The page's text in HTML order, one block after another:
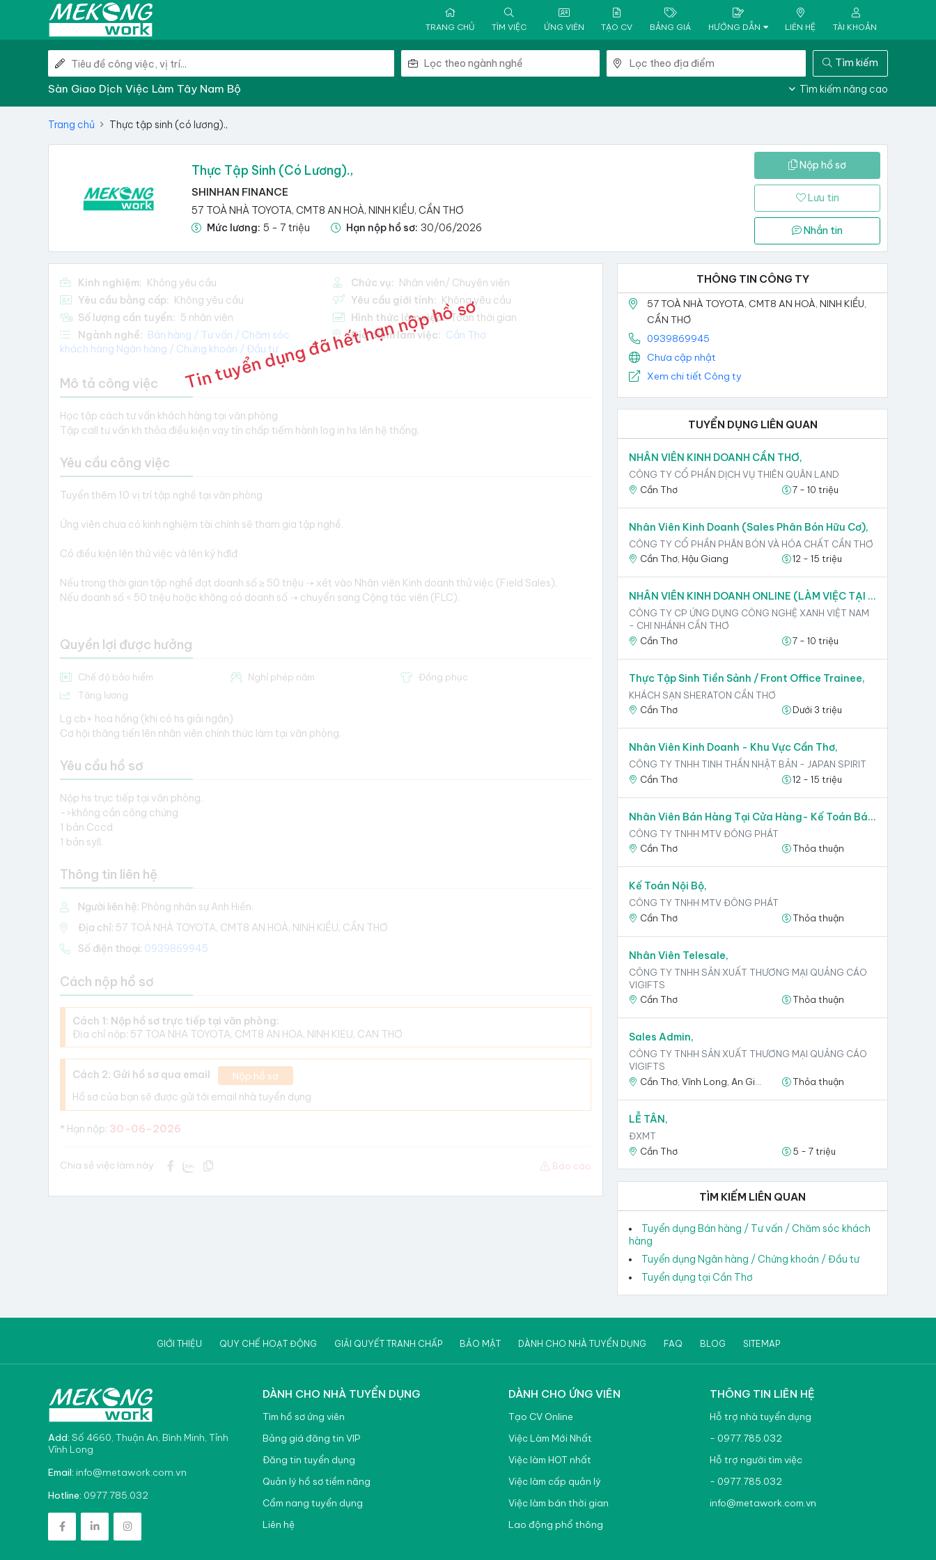
TRANG CHỦ TÌM VIỆC ỨNG VIÊN TẠO CV BẢNG GIÁ HƯỚNG DẪN LIÊN HỆ TÀI KHOẢN
Tìm kiếm
Sàn Giao Dịch Việc Làm Tây Nam Bộ Tìm kiếm nâng cao
Trang chủ Thực tập sinh (có lương).,
Thực Tập Sinh (có Lương).,
SHINHAN FINANCE
57 TOÀ NHÀ TOYOTA, CMT8 AN HOÀ, NINH KIỀU, CẦN THƠ
Mức lương: 5 - 7 triệu Hạn nộp hồ sơ: 30/06/2026
Nộp hồ sơ
Lưu tin
Nhắn tin
Kinh nghiệm: Không yêu cầu Chức vụ: Nhân viên/ Chuyên viên
Yêu cầu bằng cấp: Không yêu cầu Yêu cầu giới tính: Không yêu cầu
Số lượng cần tuyển: 5 nhân viên Hình thức làm việc: Toàn thời gian
Ngành nghề: Bán hàng / Tư vấn / Chăm sóc
khách hàng Ngân hàng / Chứng khoán / Đầu tư
Địa điểm làm việc: Cần Thơ
Mô tả công việc
Học tập cách tư vấn khách hàng tại văn phòng
Tập call tư vấn kh thỏa điều kiện vay tín chấp tiếm hành log in hs lên hệ thống.
Yêu cầu công việc
Tuyển thêm 10 vị trí tập nghề tại văn phòng
Ứng viên chưa có kinh nghiệm tài chính sẽ tham gia tập nghề.
Có điều kiện lên thử việc và lên ký hđlđ
Nếu trong thời gian tập nghề đạt doanh số ≥ 50 triệu ➝ xét vào Nhân viên Kinh doanh thử việc (Field Sales).
Nếu doanh số < 50 triệu hoặc không có doanh số ➝ chuyển sang Cộng tác viên (FLC).
Quyền lợi được hưởng
Chế độ bảo hiểm Nghỉ phép năm
Đồng phục
Tăng lương
Lg cb+ hoa hồng (khi có hs giải ngân)
Cơ hội thăng tiến lên nhân viên chính thức làm tại văn phòng.
Yêu cầu hồ sơ
Nộp hs trực tiếp tại văn phòng.
->không cần công chứng
1 bản Cccd
1 bản syll.
Thông tin liên hệ
Người liên hệ: Phòng nhân sự Anh Hiền.
Địa chỉ: 57 TOÀ NHÀ TOYOTA, CMT8 AN HOÀ, NINH KIỀU, CẦN THƠ
Số điện thoại: 0939869945
Cách nộp hồ sơ
Cách 1: Nộp hồ sơ trực tiếp tại văn phòng:
Địa chỉ nộp: 57 TOÀ NHÀ TOYOTA, CMT8 AN HOÀ, NINH KIỀU, CẦN THƠ
Cách 2: Gửi hồ sơ qua email
Nộp hồ sơ
Hồ sơ của bạn sẽ được gửi tới email nhà tuyển dụng
* Hạn nộp: 30-06-2026
Chia sẻ việc làm này: Báo cáo
Tin tuyển dụng đã hết hạn nộp hồ sơ
THÔNG TIN CÔNG TY
57 TOÀ NHÀ TOYOTA, CMT8 AN HOÀ, NINH KIỀU,
CẦN THƠ
0939869945
Chưa cập nhật
Xem chi tiết Công ty
TUYỂN DỤNG LIÊN QUAN
NHÂN VIÊN KINH DOANH CẦN THƠ,
CÔNG TY CỔ PHẦN DỊCH VỤ THIÊN QUÂN LAND
Cần Thơ
7 - 10 triệu
Nhân Viên Kinh Doanh (Sales Phân Bón Hữu Cơ),
CÔNG TY CỔ PHẦN PHÂN BÓN VÀ HÓA CHẤT CẦN THƠ
Cần Thơ, Hậu Giang
12 - 15 triệu
NHÂN VIÊN KINH DOANH ONLINE (LÀM VIỆC TẠI VĂN PHÒNG),
CÔNG TY CP ỨNG DỤNG CÔNG NGHỆ XANH VIỆT NAM
- CHI NHÁNH CẦN THƠ
Cần Thơ
7 - 10 triệu
Thực Tập Sinh Tiền Sảnh / Front Office Trainee,
KHÁCH SẠN SHERATON CẦN THƠ
Cần Thơ
Dưới 3 triệu
Nhân Viên Kinh Doanh - Khu Vực Cần Thơ,
CÔNG TY TNHH TINH THẦN NHẬT BẢN - JAPAN SPIRIT
Cần Thơ
12 - 15 triệu
Nhân Viên Bán Hàng Tại Cửa Hàng- Kế Toán Bán Hàng,
CÔNG TY TNHH MTV ĐÔNG PHÁT
Cần Thơ
Thỏa thuận
Kế Toán Nội Bộ,
CÔNG TY TNHH MTV ĐÔNG PHÁT
Cần Thơ
Thỏa thuận
Nhân Viên Telesale,
CÔNG TY TNHH SẢN XUẤT THƯƠNG MẠI QUẢNG CÁO
VIGIFTS
Cần Thơ
Thỏa thuận
Sales Admin,
CÔNG TY TNHH SẢN XUẤT THƯƠNG MẠI QUẢNG CÁO
VIGIFTS
Cần Thơ, Vĩnh Long, An Giang, Hậu Giang, Sóc Trăng
Thỏa thuận
LỄ TÂN,
ĐXMT
Cần Thơ
5 - 7 triệu
TÌM KIẾM LIÊN QUAN
Tuyển dụng Bán hàng / Tư vấn / Chăm sóc khách
hàng
Tuyển dụng Ngân hàng / Chứng khoán / Đầu tư
Tuyển dụng tại Cần Thơ
GIỚI THIỆU QUY CHẾ HOẠT ĐỘNG GIẢI QUYẾT TRANH CHẤP BẢO MẬT DÀNH CHO NHÀ TUYỂN DỤNG FAQ BLOG SITEMAP
Add: Số 4660, Thuận An, Bình Minh, Tỉnh
Vĩnh Long
Email: info@metawork.com.vn
Hotline: 0977.785.032
DÀNH CHO NHÀ TUYỂN DỤNG
Tìm hồ sơ ứng viên
Bảng giá đăng tin VIP
Đăng tin tuyển dụng
Quản lý hồ sơ tiềm năng
Cẩm nang tuyển dụng
Liên hệ
DÀNH CHO ỨNG VIÊN
Tạo CV Online
Việc Làm Mới Nhất
Việc làm HOT nhất
Việc làm cấp quản lý
Việc làm bán thời gian
Lao động phổ thông
THÔNG TIN LIÊN HỆ
Hỗ trợ nhà tuyển dụng
- 0977.785.032
Hỗ trợ người tìm việc
- 0977.785.032
info@metawork.com.vn